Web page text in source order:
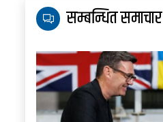
सम्बन्धित समाचार